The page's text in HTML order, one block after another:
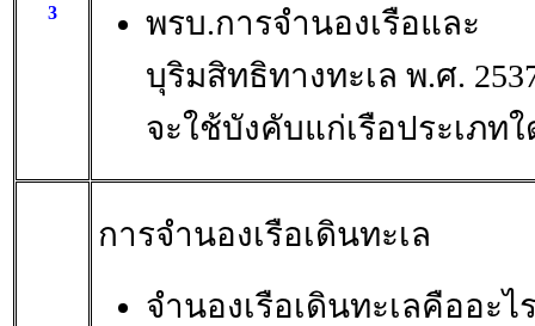
3
พรบ.การจำนองเรือและ
บุริมสิทธิทางทะเล พ.ศ.
จะใช้บังคับแก่เรือประเภทใ
การจำนองเรือเดินทะเล
จำนองเรือเดินทะเลคืออะไ